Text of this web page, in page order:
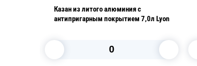
Казан из литого алюминия с
антипригарным покрытием 7,0л Lyon